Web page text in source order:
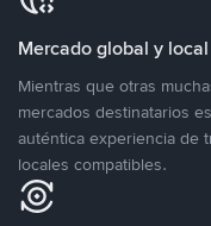
Mercado global y local
Mientras que otras
mercados destinatarios
auténtica experiencia de
locales compatibles.